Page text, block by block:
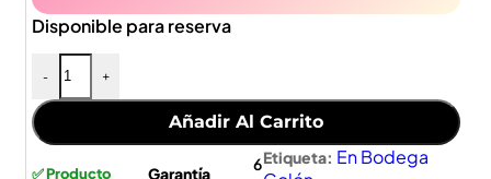
Disponible para reserva
- +
Añadir Al Carrito
✅ Producto Garantía
6Etiqueta: En Bodega